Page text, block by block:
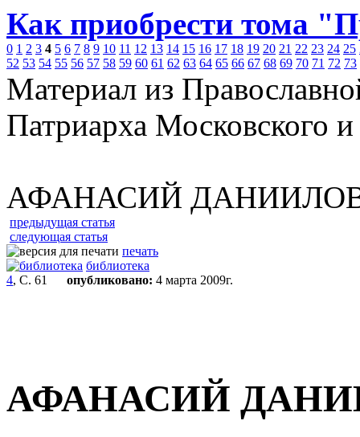
Как приобрести тома
0 1 2 3 4 5 6 7 8 9 10 11 12 13 14 15 16 17 18 19 20 21 22 23 24 25
52 53 54 55 56 57 58 59 60 61 62 63 64 65 66 67 68 69 70 71 72 73
Материал из
Патриарха Московского
АФАНАСИЙ
предыдущая статья
следующая статья
печать
библиотека
4, С. 61 опубликовано: 4 марта 2009г.
АФАНАСИЙ